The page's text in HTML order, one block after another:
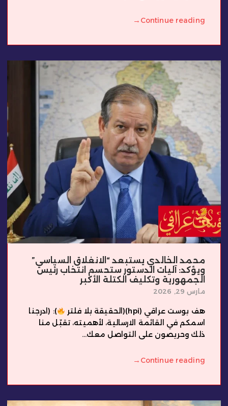
Continue reading
→
محمد الخالدي يستبعد “الانغلاق السياسي”
ويؤكد: آليات الدستور ستحسم انتخاب رئيس
الجمهورية وتكليف الكتلة الأكبر
مارس 29, 2026
هف بوست عراقي (hpi)(الحقيقة بلا فلتر
): (ادرجنا
اسمكم في القائمة الارسالية، لأهميته، تقبّل منا
ذلك وحريصون على التواصل معك...
Continue reading
→